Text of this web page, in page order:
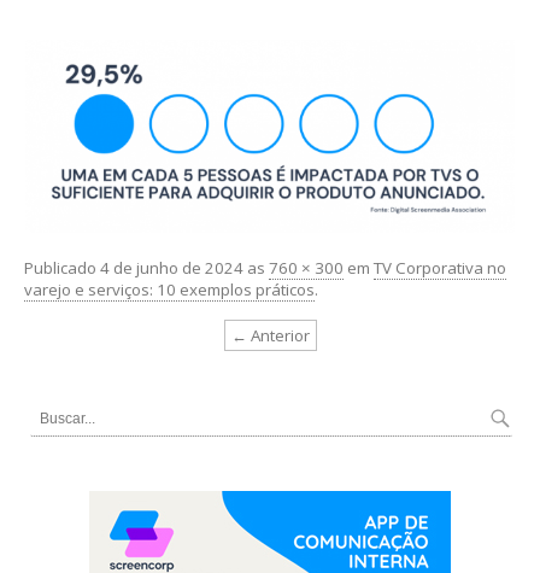
Publicado 4 de junho de 2024 as 760 × 300 em TV Corporativa no
varejo e serviços: 10 exemplos práticos.
← Anterior